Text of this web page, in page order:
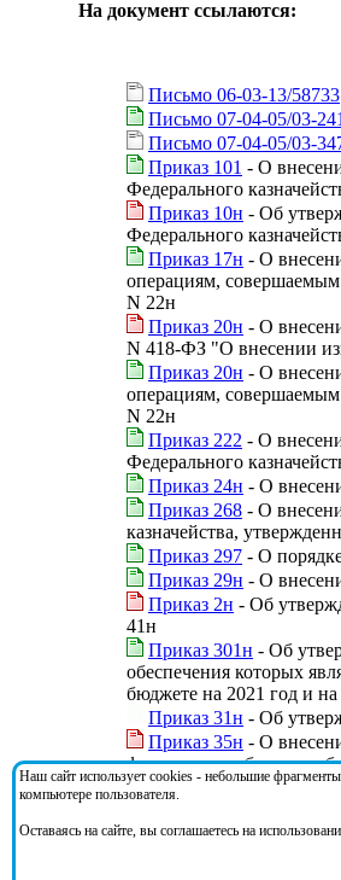
На документ ссылаются:
Письмо 06-03-13/58733
Письмо 07-04-05/03-
Письмо 07-04-05/03-
Приказ 101 - О
Федерального
Приказ 10н - Об
Федерального
Приказ 17н - О
операциям, совершаемым
N 22н
Приказ 20н - О
N 418-ФЗ "О внесении
Приказ 20н - О
операциям, совершаемым
N 22н
Приказ 222 - О
Федерального
Приказ 24н - О
Приказ 268 - О
казначейства,
Приказ 297 - О
Приказ 29н - О
Приказ 2н - Об
41н
Приказ 301н - Об
обеспечения которых
бюджете на 2021 год и
Приказ 31н - Об
Приказ 35н - О
федерального бюджета,
Приказ 36н- О
Федерального
июня 2014 г. N 10н
- О
Наш сайт использует cookies - небольшие
компьютере пользователя.
Оставаясь на сайте, вы соглашаетесь на